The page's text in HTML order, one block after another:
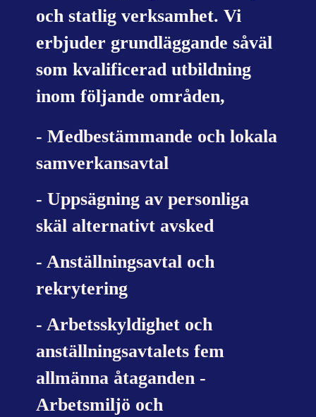
och statlig verksamhet. Vi
erbjuder grundläggande såväl
som kvalificerad utbildning
inom följande områden,
- Medbestämmande och lokala
samverkansavtal
- Uppsägning av personliga
skäl alternativt avsked
- Anställningsavtal och
rekrytering
- Arbetsskyldighet och
anställningsavtalets fem
allmänna åtaganden -
Arbetsmiljö och